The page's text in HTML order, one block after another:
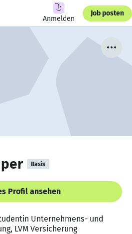
Anmelden
Job posten
Basis
Profil ansehen
Unternehmens- und
LVM Versicherung